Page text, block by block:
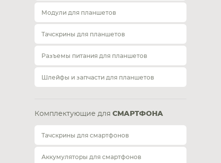
Модули для планшетов
Тачскрины для планшетов
Разъемы питания для планшетов
Шлейфы и запчасти для планшетов
Комплектующие для СМАРТФОНА
Тачскрины для смартфонов
Аккумуляторы для смартфонов